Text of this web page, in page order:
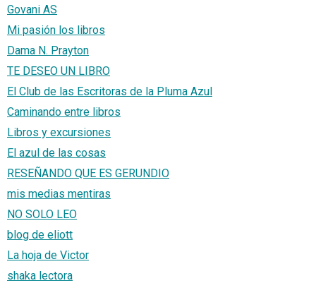
Govani AS
Mi pasión los libros
Dama N. Prayton
TE DESEO UN LIBRO
El Club de las Escritoras de la Pluma Azul
Caminando entre libros
Libros y excursiones
El azul de las cosas
RESEÑANDO QUE ES GERUNDIO
mis medias mentiras
NO SOLO LEO
blog de eliott
La hoja de Victor
shaka lectora